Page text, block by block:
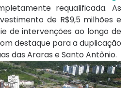
requalificada. As
de R$9,5 milhões e
de intervenções ao longo de
destaque para a duplicação
das Araras e Santo Antônio.